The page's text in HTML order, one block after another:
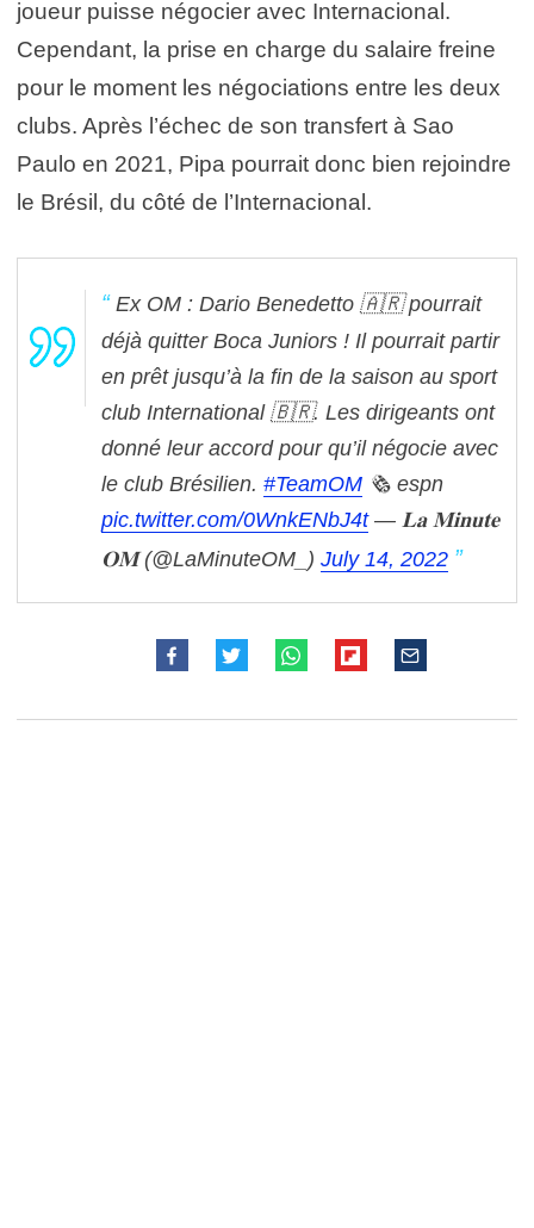
joueur puisse négocier avec Internacional.
Cependant, la prise en charge du salaire freine
pour le moment les négociations entre les deux
clubs. Après l’échec de son transfert à Sao
Paulo en 2021, Pipa pourrait donc bien rejoindre
le Brésil, du côté de l’Internacional.
Ex OM : Dario Benedetto 🇦🇷 pourrait
déjà quitter Boca Juniors ! Il pourrait partir
en prêt jusqu’à la fin de la saison au sport
club International 🇧🇷. Les dirigeants ont
donné leur accord pour qu’il négocie avec
le club Brésilien. #TeamOM 🗞 espn
pic.twitter.com/0WnkENbJ4t — 𝐋𝐚 𝐌𝐢𝐧𝐮𝐭𝐞
𝐎𝐌 (@LaMinuteOM_) July 14, 2022